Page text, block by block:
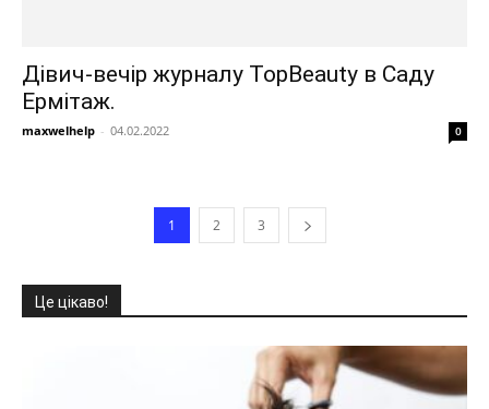
Дівич-вечір журналу TopBeauty в Саду
Ермітаж.
maxwelhelp - 04.02.2022 0
1 2 3
Це цікаво!